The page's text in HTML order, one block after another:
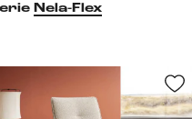
Nela-Flex